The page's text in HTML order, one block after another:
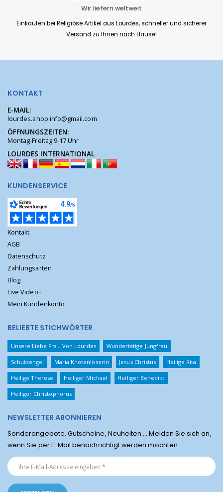
Wir liefern weltweit
Einkaufen bei Religiöse Artikel aus Lourdes, schneller und sicherer
Versand zu Ihnen nach Hause!
KONTAKT
E-MAIL:
lourdes.shop.info@gmail.com
ÖFFNUNGSZEITEN:
Montag-Freitag 9-17 Uhr
LOURDES INTERNATIONAL
KUNDENSERVICE
Kontakt
AGB
Datenschutz
Zahlungsarten
Blog
Live Video+
Mein Kundenkonto
BELIEBTE STICHWÖRTER
Unsere Liebe Frau Von Lourdes Wundertätige Jungfrau
Schutzengel Maria Knotenlöserin Jesus Christus Heilige Rita
Heilige Therese Heiliger Michael Heiliger Benedikt
Heiliger Christophorus
NEWSLETTER ABONNIEREN
Sonderangebote, Gutscheine, Neuheiten ... Melden Sie sich an,
wenn Sie per E-Mail benachrichtigt werden möchten.